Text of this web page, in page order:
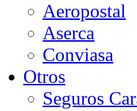
Aeropostal
Aserca
Conviasa
Otros
Seguros